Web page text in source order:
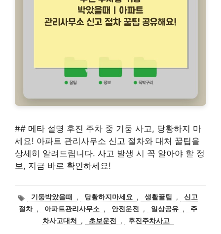
## 메타 설명 후진 주차 중 기둥 사고, 당황하지 마
세요! 아파트 관리사무소 신고 절차와 대처 꿀팁을
상세히 알려드립니다. 사고 발생 시 꼭 알아야 할 정
보, 지금 바로 확인하세요!
태
그
기둥박았을때 , 당황하지마세요 , 생활꿀팁 ,
신고
절차 , 아파트관리사무소 , 안전운전 , 일상공유 ,
주
차사고대처
, 초보운전 , 후진주차사고